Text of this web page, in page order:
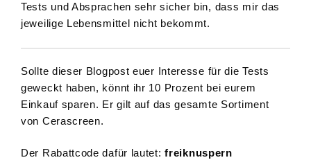
Tests und Absprachen sehr sicher bin, dass mir das
jeweilige Lebensmittel nicht bekommt.
Sollte dieser Blogpost euer Interesse für die Tests
geweckt haben, könnt ihr 10 Prozent bei eurem
Einkauf sparen. Er gilt auf das gesamte Sortiment
von Cerascreen.
Der Rabattcode dafür lautet:freiknuspern